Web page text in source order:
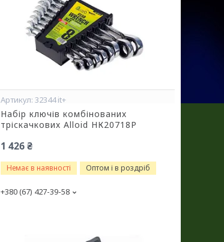
32344 it+
Набір ключів комбінованих
тріскачкових Alloid НК20718Р
1 426 ₴
Немає в наявності Оптом і в роздріб
+380 (67) 427-39-58